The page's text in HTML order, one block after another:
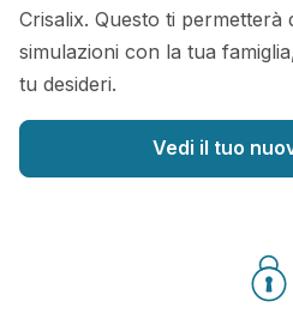
Crisalix. Questo ti permetterà
simulazioni con la tua
tu desideri.
Vedi il tuo